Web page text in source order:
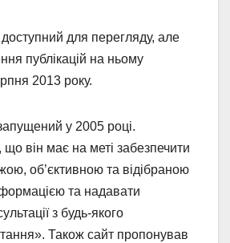
для перегляду, але
публікацій на ньому
2013 року.
у 2005 році.
він має на меті забезпечити
об’єктивною та відібраною
та надавати
з будь-якого
Також сайт пропонував